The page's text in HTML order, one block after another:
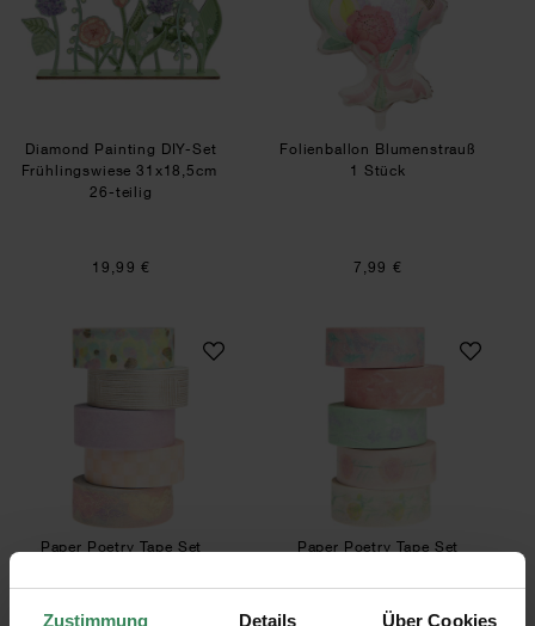
Zustimmung Details Über Cookies
Diamond Painting DIY-Set
Frühlingswiese 31x18,5cm
26-teilig
19,99 €
Folienballon Blumenstrauß
1 Stück
7,99 €
Paper Poetry Tape Set Himmel 5 Stück
Paper Poetry Tape Set
1,5cmx10m
Paper Poetry Tape Set
1,5cmx10m